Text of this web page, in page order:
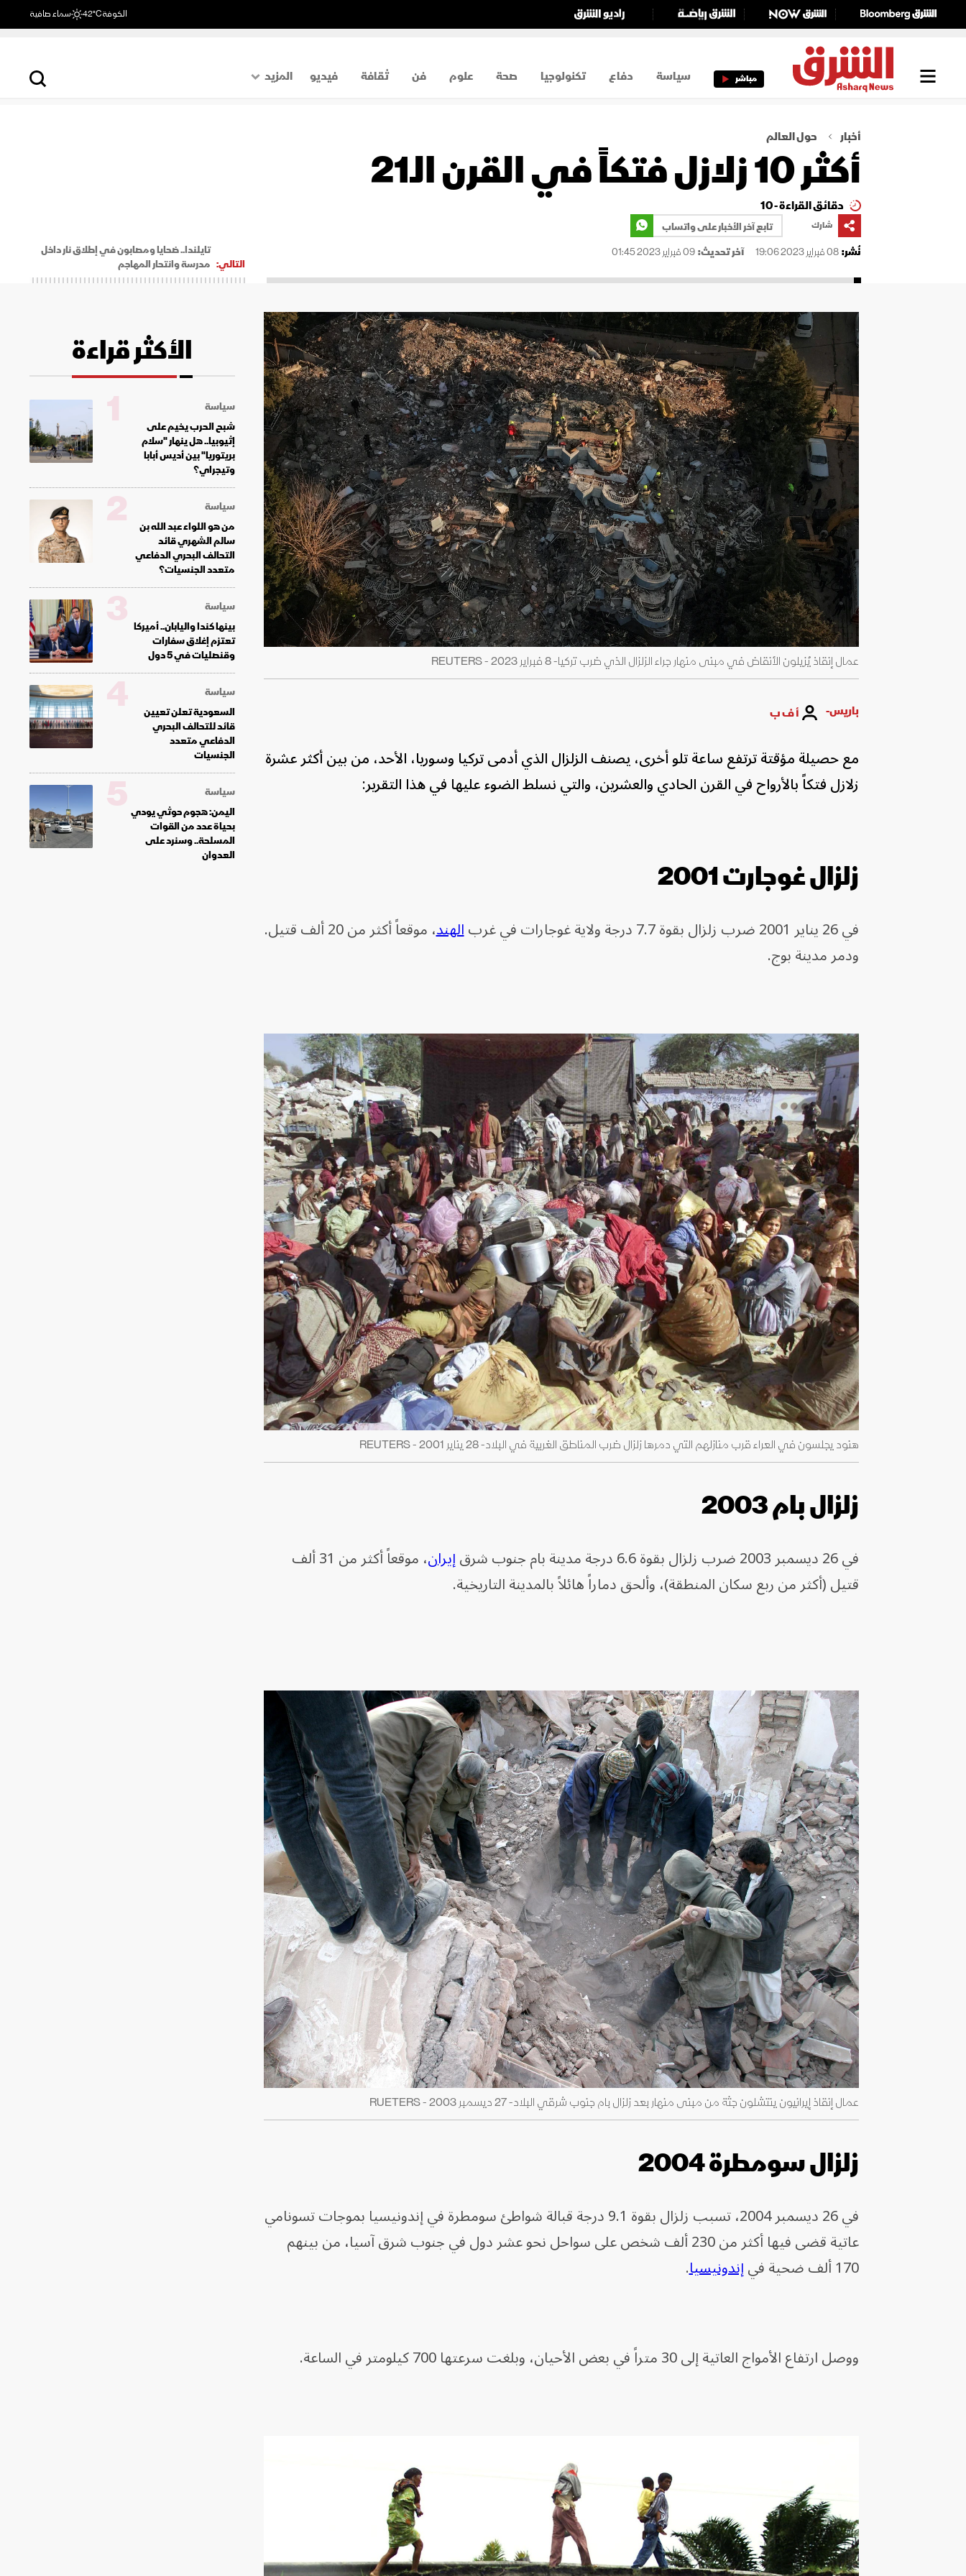
الكوفة42°C سماء صافية
مباشر سياسة دفاع تكنولوجيا صحة علوم فن ثقافة فيديو
المزيد
أخبار حول العالم
أكثر 10 زلازل فتكاً في القرن الـ21
دقائق القراءة - 10
شارك
تابع آخر الأخبار على واتساب
نُشر:08 فبراير 2023 19:06 آخر تحديث:09 فبراير 2023 01:45
التالي:
تايلندا.. ضحايا ومصابون في إطلاق نار داخل
مدرسة وانتحار المهاجم
عمال إنقاذ يُزيلون الأنقاض في مبنى منهار جراء الزلزال الذي ضرب تركيا- 8 فبراير 2023 - REUTERS
باريس- أ ف ب
مع حصيلة مؤقتة ترتفع ساعة تلو أخرى، يصنف الزلزال الذي أدمى تركيا وسوريا، الأحد، من بين أكثر عشرة
زلازل فتكاً بالأرواح في القرن الحادي والعشرين، والتي نسلط الضوء عليها في هذا التقرير:
زلزال غوجارت 2001
في 26 يناير 2001 ضرب زلزال بقوة 7.7 درجة ولاية غوجارات في غرب الهند
، موقعاً أكثر من 20 ألف قتيل.
ودمر مدينة بوج.
هنود يجلسون في العراء قرب منازلهم التي دمرها زلزال ضرب المناطق الغربية في البلاد- 28 يناير 2001 - REUTERS
زلزال بام 2003
في 26 ديسمبر 2003 ضرب زلزال بقوة 6.6 درجة مدينة بام جنوب شرق إيران
، موقعاً أكثر من 31 ألف
قتيل (أكثر من ربع سكان المنطقة)، وألحق دماراً هائلاً بالمدينة التاريخية.
عمال إنقاذ إيرانيون ينتشلون جثة من مبنى منهار بعد زلزال بام جنوب شرقي البلاد- 27 ديسمبر 2003 - RUETERS
زلزال سومطرة 2004
في 26 ديسمبر 2004، تسبب زلزال بقوة 9.1 درجة قبالة شواطئ سومطرة في إندونيسيا بموجات تسونامي
عاتية قضى فيها أكثر من 230 ألف شخص على سواحل نحو عشر دول في جنوب شرق آسيا، من بينهم
170 ألف ضحية في
إندونيسيا.
ووصل ارتفاع الأمواج العاتية إلى 30 متراً في بعض الأحيان، وبلغت سرعتها 700 كيلومتر في الساعة.
الأكثر قراءة
سياسة
شبح الحرب يخيم على
إثيوبيا.. هل ينهار "سلام
بريتوريا" بين أديس أبابا
وتيجراي؟
1
سياسة
من هو اللواء عبد الله بن
سالم الشهري قائد
التحالف البحري الدفاعي
متعدد الجنسيات؟
2
سياسة
بينها كندا واليابان.. أميركا
تعتزم إغلاق سفارات
وقنصليات في 5 دول
3
سياسة
السعودية تعلن تعيين
قائد للتحالف البحري
الدفاعي متعدد
الجنسيات
4
سياسة
اليمن: هجوم حوثي يودي
بحياة عدد من القوات
المسلحة.. وسنرد على
العدوان
5